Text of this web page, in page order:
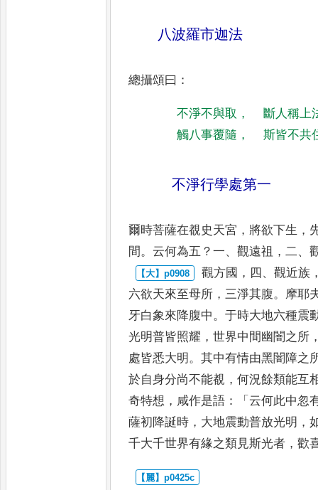
八波羅市迦法
總攝頌曰 ：
不淨不與取 ，
斷人稱上
觸八事覆隨 ， 斯皆不共
不淨行學處第一
爾時菩薩在覩史天宮 ， 將欲下生 ，
間 。 云何為五 ？一、觀遠祖 ， 二 、
觀方國 ， 四 、觀近族
六欲天來至母所 ， 三淨其腹。
摩耶
牙白象來降腹中 。于時大地六種震
光明普皆照耀 ，世界中間幽闇之所
處皆悉大明 。其中有情由黑闇障之
於自身分尚不能覩 ，何況餘類能互
奇特想 ， 咸作是語 ：「 云何此中忽
薩初降誕時 ， 大地震動普放光明 ，
千大千世界有緣之類見斯光者 ，歡